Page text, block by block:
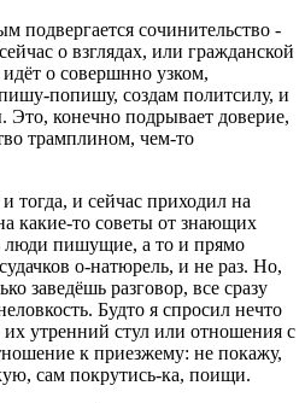
подвергается сочинительство -
о взглядах, или гражданской
о совершнно узком,
попишу, создам политсилу, и
Это, конечно подрывает доверие,
трамплином, чем-то
тогда, и сейчас приходил на
какие-то советы от знающих
люди пишущие, а то и прямо
о-натюрель, и не раз. Но,
заведёшь разговор, все сразу
Будто я спросил нечто
утренний стул или отношения с
к приезжему: не покажу,
сам покрутись-ка, поищи.